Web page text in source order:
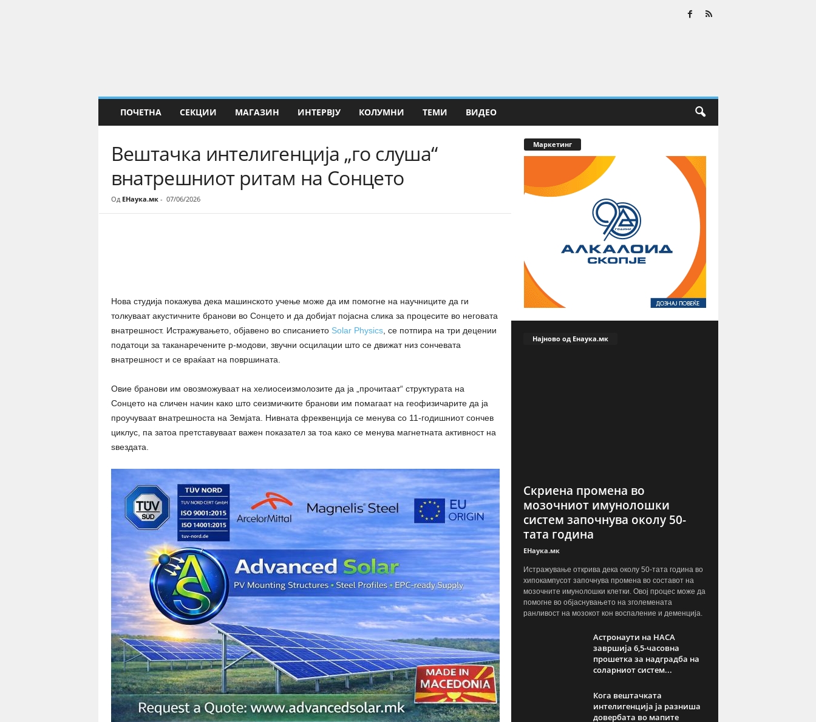
ПОЧЕТНА СЕКЦИИ МАГАЗИН ИНТЕРВЈУ КОЛУМНИ ТЕМИ ВИДЕО
Вештачка интелигенција „го слуша“
внатрешниот ритам на Сонцето
Од ЕНаука.мк- 07/06/2026
Нова студија покажува дека машинското учење може да им помогне на научниците да ги
толкуваат акустичните бранови во Сонцето и да добијат појасна слика за процесите во неговата
внатрешност. Истражувањето, објавено во списанието Solar Physics, се потпира на три децении
податоци за таканаречените p-модови, звучни осцилации што се движат низ сончевата
внатрешност и се враќаат на површината.
Овие бранови им овозможуваат на хелиосеизмолозите да ја „прочитаат“ структурата на
Сонцето на сличен начин како што сеизмичките бранови им помагаат на геофизичарите да ја
проучуваат внатрешноста на Земјата. Нивната фреквенција се менува со 11-годишниот сончев
циклус, па затоа претставуваат важен показател за тоа како се менува магнетната активност на
ѕвездата.
Маркетинг
Најново од Енаука.мк
Скриена промена во
мозочниот имунолошки
систем започнува околу 50-
тата година
ЕНаука.мк
Истражување открива дека околу 50-тата година во
хипокампусот започнува промена во составот на
мозочните имунолошки клетки. Овој процес може да
помогне во објаснувањето на зголемената
ранливост на мозокот кон воспаление и деменција.
Астронаути на НАСА
завршија 6,5-часовна
прошетка за надградба на
соларниот систем...
Кога вештачката
интелигенција ја разниша
довербата во мапите